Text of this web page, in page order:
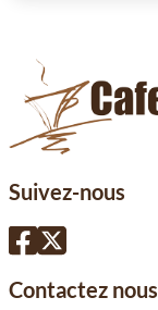
Suivez-nous
Contactez nous